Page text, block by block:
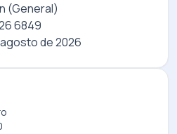
(General)
6849
de 2026